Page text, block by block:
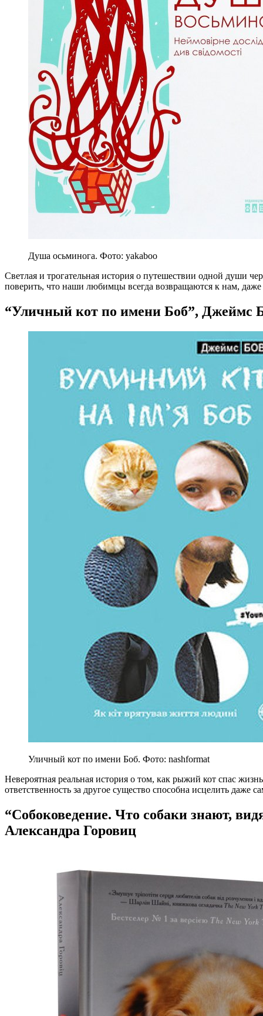
Душа осьминога. Фото: yakaboo
Светлая и трогательная история о путешествии одной души
поверить, что наши любимцы всегда возвращаются к нам, даже
“Уличный кот по имени Боб”, Джеймс
Уличный кот по имени Боб. Фото: nashformat
Невероятная реальная история о том, как рыжий кот спас
ответственность за другое существо способна исцелить даже
“Собоковедение. Что собаки знают,
Александра Горовиц